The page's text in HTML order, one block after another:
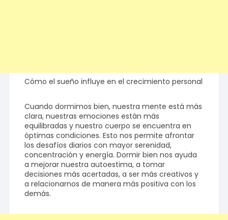
Cómo el sueño influye en el crecimiento personal
Cuando dormimos bien, nuestra mente está más
clara, nuestras emociones están más
equilibradas y nuestro cuerpo se encuentra en
óptimas condiciones. Esto nos permite afrontar
los desafíos diarios con mayor serenidad,
concentración y energía. Dormir bien nos ayuda
a mejorar nuestra autoestima, a tomar
decisiones más acertadas, a ser más creativos y
a relacionarnos de manera más positiva con los
demás.